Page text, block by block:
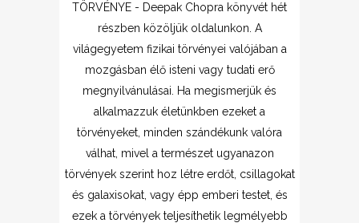
TÖRVÉNYE - Deepak Chopra könyvét hét
részben közöljük oldalunkon. A
világegyetem fizikai törvényei valójában a
mozgásban élő isteni vagy tudati erő
megnyilvánulásai. Ha megismerjük és
alkalmazzuk életünkben ezeket a
törvényeket, minden szándékunk valóra
válhat, mivel a természet ugyanazon
törvények szerint hoz létre erdőt, csillagokat
és galaxisokat, vagy épp emberi testet, és
ezek a törvények teljesíthetik legmélyebb